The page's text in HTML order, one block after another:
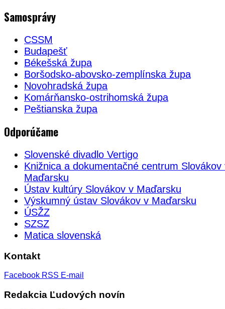
Samosprávy
CSSM
Budapešť
Békešská župa
Boršodsko-abovsko-zemplínska župa
Novohradská župa
Komárňansko-ostrihomská župa
Peštianska župa
Odporúčame
Slovenské divadlo Vertigo
Knižnica a dokumentačné centrum Slovákov
Maďarsku
Ústav kultúry Slovákov v Maďarsku
Výskumný ústav Slovákov v Maďarsku
ÚSŽZ
SZSZ
Matica slovenská
Kontakt
Facebook RSS E-mail
Redakcia Ľudových novín